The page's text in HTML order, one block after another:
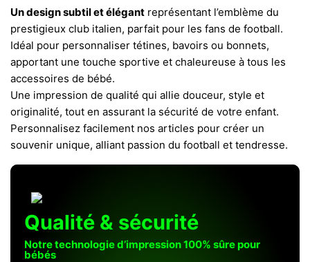
Un design subtil et élégant représentant l’emblème du
prestigieux club italien, parfait pour les fans de football.
Idéal pour personnaliser tétines, bavoirs ou bonnets,
apportant une touche sportive et chaleureuse à tous les
accessoires de bébé.
Une impression de qualité qui allie douceur, style et
originalité, tout en assurant la sécurité de votre enfant.
Personnalisez facilement nos articles pour créer un
souvenir unique, alliant passion du football et tendresse.
Qualité & sécurité
Notre technologie d’impression 100% sûre pour
bébés